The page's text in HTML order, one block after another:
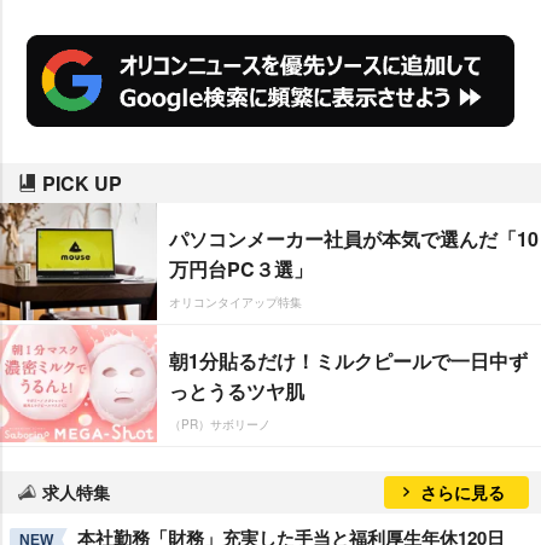
PICK UP
パソコンメーカー社員が本気で選んだ「10
万円台PC３選」
オリコンタイアップ特集
朝1分貼るだけ！ミルクピールで一日中ず
っとうるツヤ肌
（PR）サボリーノ
求人特集 さらに見る
NEW 本社勤務「財務」充実した手当と福利厚生年休120日